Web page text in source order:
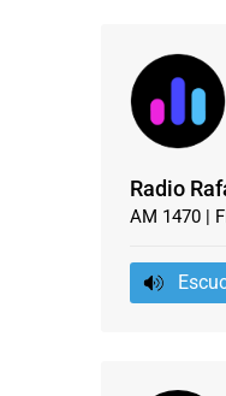
Radio
AM 1470 |